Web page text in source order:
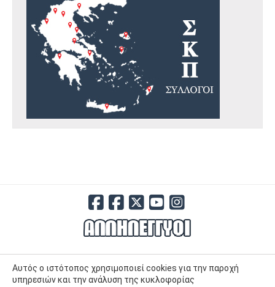
Αυτός ο ιστότοπος χρησιμοποιεί cookies για την παροχή
υπηρεσιών και την ανάλυση της κυκλοφορίας